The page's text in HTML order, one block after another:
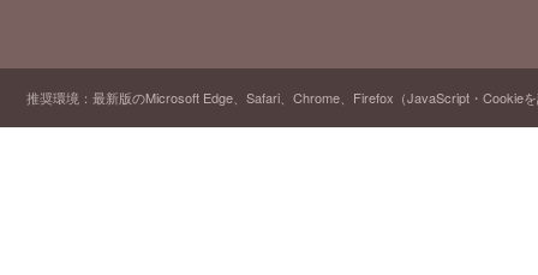
推奨環境：最新版のMicrosoft Edge、Safari、Chrome、Firefox（JavaScript・Cookie